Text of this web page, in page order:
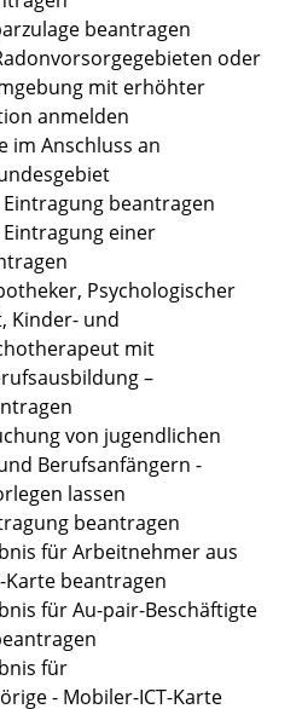
beantragen
oder
mit erhöhter
anmelden
im Anschluss an
beantragen
einer
Psychologischer
Kinder- und
mit
–
von jugendlichen
Berufsanfängern -
lassen
beantragen
für Arbeitnehmer aus
Karte beantragen
für Au-pair-Beschäftigte
für
- Mobiler-ICT-Karte